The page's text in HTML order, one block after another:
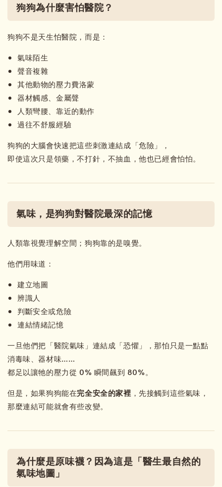
狗狗為什麼害怕醫院？
狗狗不是天生怕醫院，而是：
氣味陌生
聲音複雜
其他動物的壓力費洛蒙
器材觸感、金屬聲
人類彎腰、靠近的動作
過往不舒服經驗
狗狗的大腦會快速把這些刺激連結成「危險」，
即使這次只是領藥，不打針，不抽血，他也已經會怕怕。
氣味，是狗狗對醫院最深的記憶
人類靠視覺理解空間；狗狗靠的是嗅覺。
他們用味道：
建立地圖
辨識人
判斷安全或危險
連結情緒記憶
一旦他們把「醫院氣味」連結成「恐懼」，那怕只是一點點
消毒味、器材味……
都足以讓牠的壓力從 0% 瞬間飆到 80%。
但是，如果狗狗能在完全安全的家裡 ，先接觸到這些氣味，
那麼連結可能就會有些改變。
為什麼是原味襪？因為這是「醫生最自然的
氣味地圖」